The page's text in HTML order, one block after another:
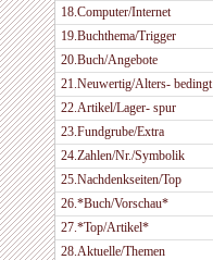
18.Computer/Internet
19.Buchthema/Trigger
20.Buch/Angebote
21.Neuwertig/Alters- bedingt
22.Artikel/Lager- spur
23.Fundgrube/Extra
24.Zahlen/Nr./Symbolik
25.Nachdenkseiten/Top
26.*Buch/Vorschau*
27.*Top/Artikel*
28.Aktuelle/Themen